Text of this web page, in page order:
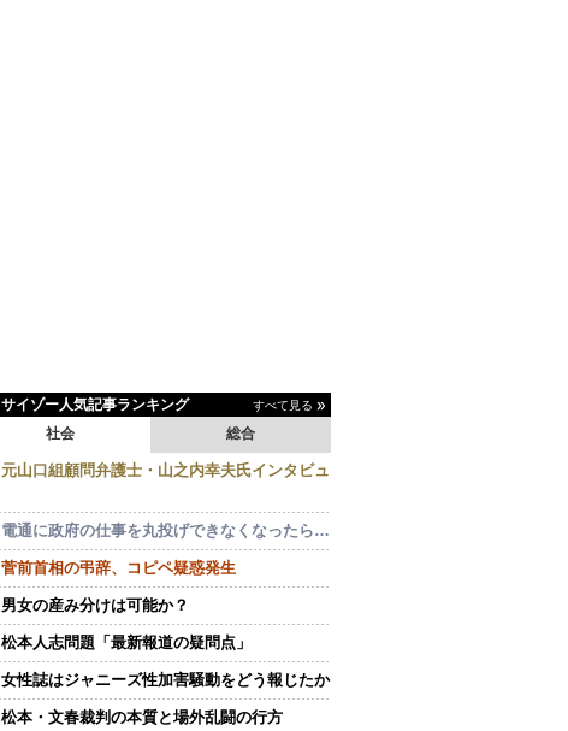
サイゾー人気記事ランキング すべて見る
社会 総合
元山口組顧問弁護士・山之内幸夫氏インタビュ
電通に政府の仕事を丸投げできなくなったら…
菅前首相の弔辞、コピペ疑惑発生
男女の産み分けは可能か？
松本人志問題「最新報道の疑問点」
女性誌はジャニーズ性加害騒動をどう報じたか
松本・文春裁判の本質と場外乱闘の行方